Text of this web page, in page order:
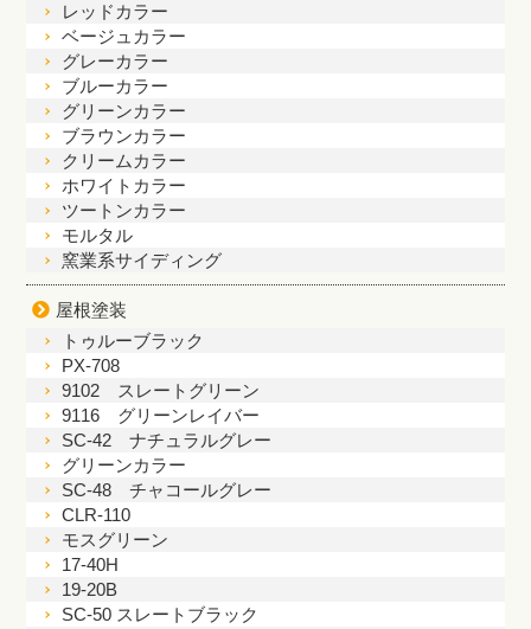
レッドカラー
ベージュカラー
グレーカラー
ブルーカラー
グリーンカラー
ブラウンカラー
クリームカラー
ホワイトカラー
ツートンカラー
モルタル
窯業系サイディング
屋根塗装
トゥルーブラック
PX-708
9102 スレートグリーン
9116 グリーンレイバー
SC-42 ナチュラルグレー
グリーンカラー
SC-48 チャコールグレー
CLR-110
モスグリーン
17-40H
19-20B
SC-50 スレートブラック